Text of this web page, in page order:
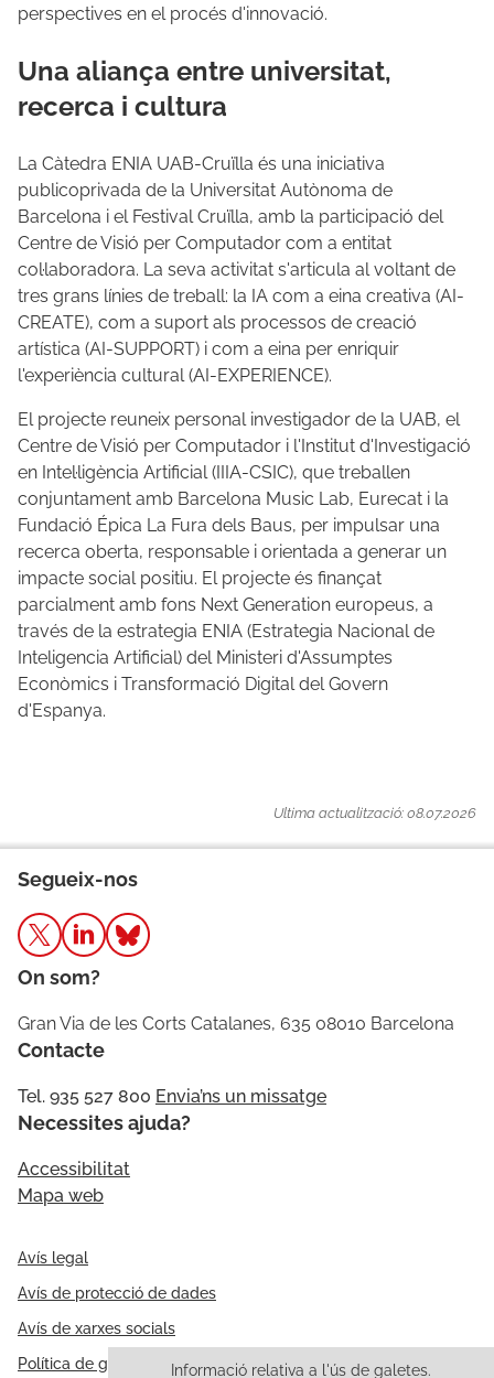
perspectives en el procés d'innovació.
Una aliança entre universitat,
recerca i cultura
La Càtedra ENIA UAB-Cruïlla és una iniciativa
publicoprivada de la Universitat Autònoma de
Barcelona i el Festival Cruïlla, amb la participació del
Centre de Visió per Computador com a entitat
col·laboradora. La seva activitat s'articula al voltant de
tres grans línies de treball: la IA com a eina creativa (AI-
CREATE), com a suport als processos de creació
artística (AI-SUPPORT) i com a eina per enriquir
l'experiència cultural (AI-EXPERIENCE).
El projecte reuneix personal investigador de la UAB, el
Centre de Visió per Computador i l'Institut d'Investigació
en Intel·ligència Artificial (IIIA-CSIC), que treballen
conjuntament amb Barcelona Music Lab, Eurecat i la
Fundació Épica La Fura dels Baus, per impulsar una
recerca oberta, responsable i orientada a generar un
impacte social positiu. El projecte és finançat
parcialment amb fons Next Generation europeus, a
través de la estrategia ENIA (Estrategia Nacional de
Inteligencia Artificial) del Ministeri d'Assumptes
Econòmics i Transformació Digital del Govern
d'Espanya.
Ultima actualització: 08.07.2026
Informació relativa a l'ús de galetes.
Segueix-nos
On som?
Gran Via de les Corts Catalanes, 635 08010 Barcelona
Contacte
Tel. 935 527 800 Envia’ns un missatge
Necessites ajuda?
Accessibilitat
Mapa web
Avís legal
Avís de protecció de dades
Avís de xarxes socials
Política de galetes